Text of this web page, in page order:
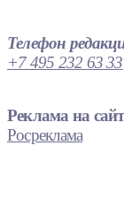
Телефон
+7 495 232 63 33
Реклама на
Росреклама